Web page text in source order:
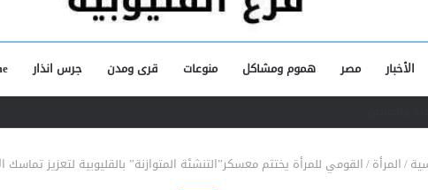
الأخبار مصر هموم ومشاكل منوعات قرى ومدن جرس انذار
/المرأة/القومي للمرأة يختتم معسكر”التنشئة المتوازنة” بالقليوبية لتعزيز تماسك